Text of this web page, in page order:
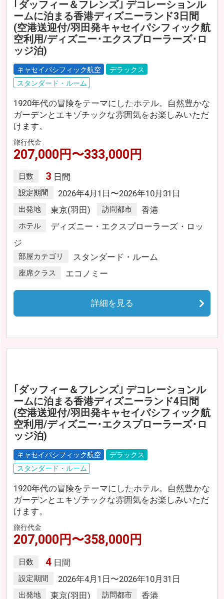
｢ダッフィー＆フレンズ｣ デコレーションル
ームに泊まる香港ディズニーランド3日間
(空港送迎付/羽田発キャセイパシフィック航
空利用/ディズニー･エクスプローラーズ･ロ
ッジ泊)
キャセイパシフィック航空
デラックス
スタンダード・ルーム
1920年代の冒険をテーマにしたホテル。自然豊かな
ガーデンとエキゾチックな雰囲気をお楽しみいただ
けます。
旅行代金
207,000円〜333,000円
日数 3 日間
設定期間 2026年4月1日〜2026年10月31日
出発地 東京(羽田) 訪問都市 香港
ホテル
ディズニー・エクスプローラーズ・ロッ
ジ
部屋カテゴリ スタンダード・ルーム
座席クラス エコノミー
詳細を見る
｢ダッフィー＆フレンズ｣ デコレーションル
ームに泊まる香港ディズニーランド4日間
(空港送迎付/羽田発キャセイパシフィック航
空利用/ディズニー･エクスプローラーズ･ロ
ッジ泊)
キャセイパシフィック航空
デラックス
スタンダード・ルーム
1920年代の冒険をテーマにしたホテル。自然豊かな
ガーデンとエキゾチックな雰囲気をお楽しみいただ
けます。
旅行代金
207,000円〜358,000円
日数 4 日間
設定期間 2026年4月1日〜2026年10月31日
出発地 東京(羽田) 訪問都市 香港